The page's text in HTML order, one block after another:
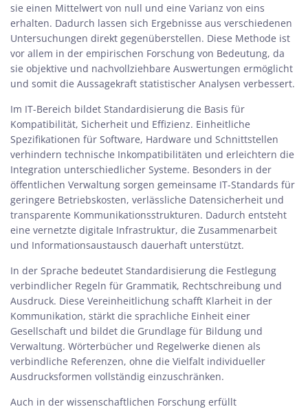
sie einen Mittelwert von null und eine Varianz von eins
erhalten. Dadurch lassen sich Ergebnisse aus verschiedenen
Untersuchungen direkt gegenüberstellen. Diese Methode ist
vor allem in der empirischen Forschung von Bedeutung, da
sie objektive und nachvollziehbare Auswertungen ermöglicht
und somit die Aussagekraft statistischer Analysen verbessert.
Im IT-Bereich bildet Standardisierung die Basis für
Kompatibilität, Sicherheit und Effizienz. Einheitliche
Spezifikationen für Software, Hardware und Schnittstellen
verhindern technische Inkompatibilitäten und erleichtern die
Integration unterschiedlicher Systeme. Besonders in der
öffentlichen Verwaltung sorgen gemeinsame IT-Standards für
geringere Betriebskosten, verlässliche Datensicherheit und
transparente Kommunikationsstrukturen. Dadurch entsteht
eine vernetzte digitale Infrastruktur, die Zusammenarbeit
und Informationsaustausch dauerhaft unterstützt.
In der Sprache bedeutet Standardisierung die Festlegung
verbindlicher Regeln für Grammatik, Rechtschreibung und
Ausdruck. Diese Vereinheitlichung schafft Klarheit in der
Kommunikation, stärkt die sprachliche Einheit einer
Gesellschaft und bildet die Grundlage für Bildung und
Verwaltung. Wörterbücher und Regelwerke dienen als
verbindliche Referenzen, ohne die Vielfalt individueller
Ausdrucksformen vollständig einzuschränken.
Auch in der wissenschaftlichen Forschung erfüllt